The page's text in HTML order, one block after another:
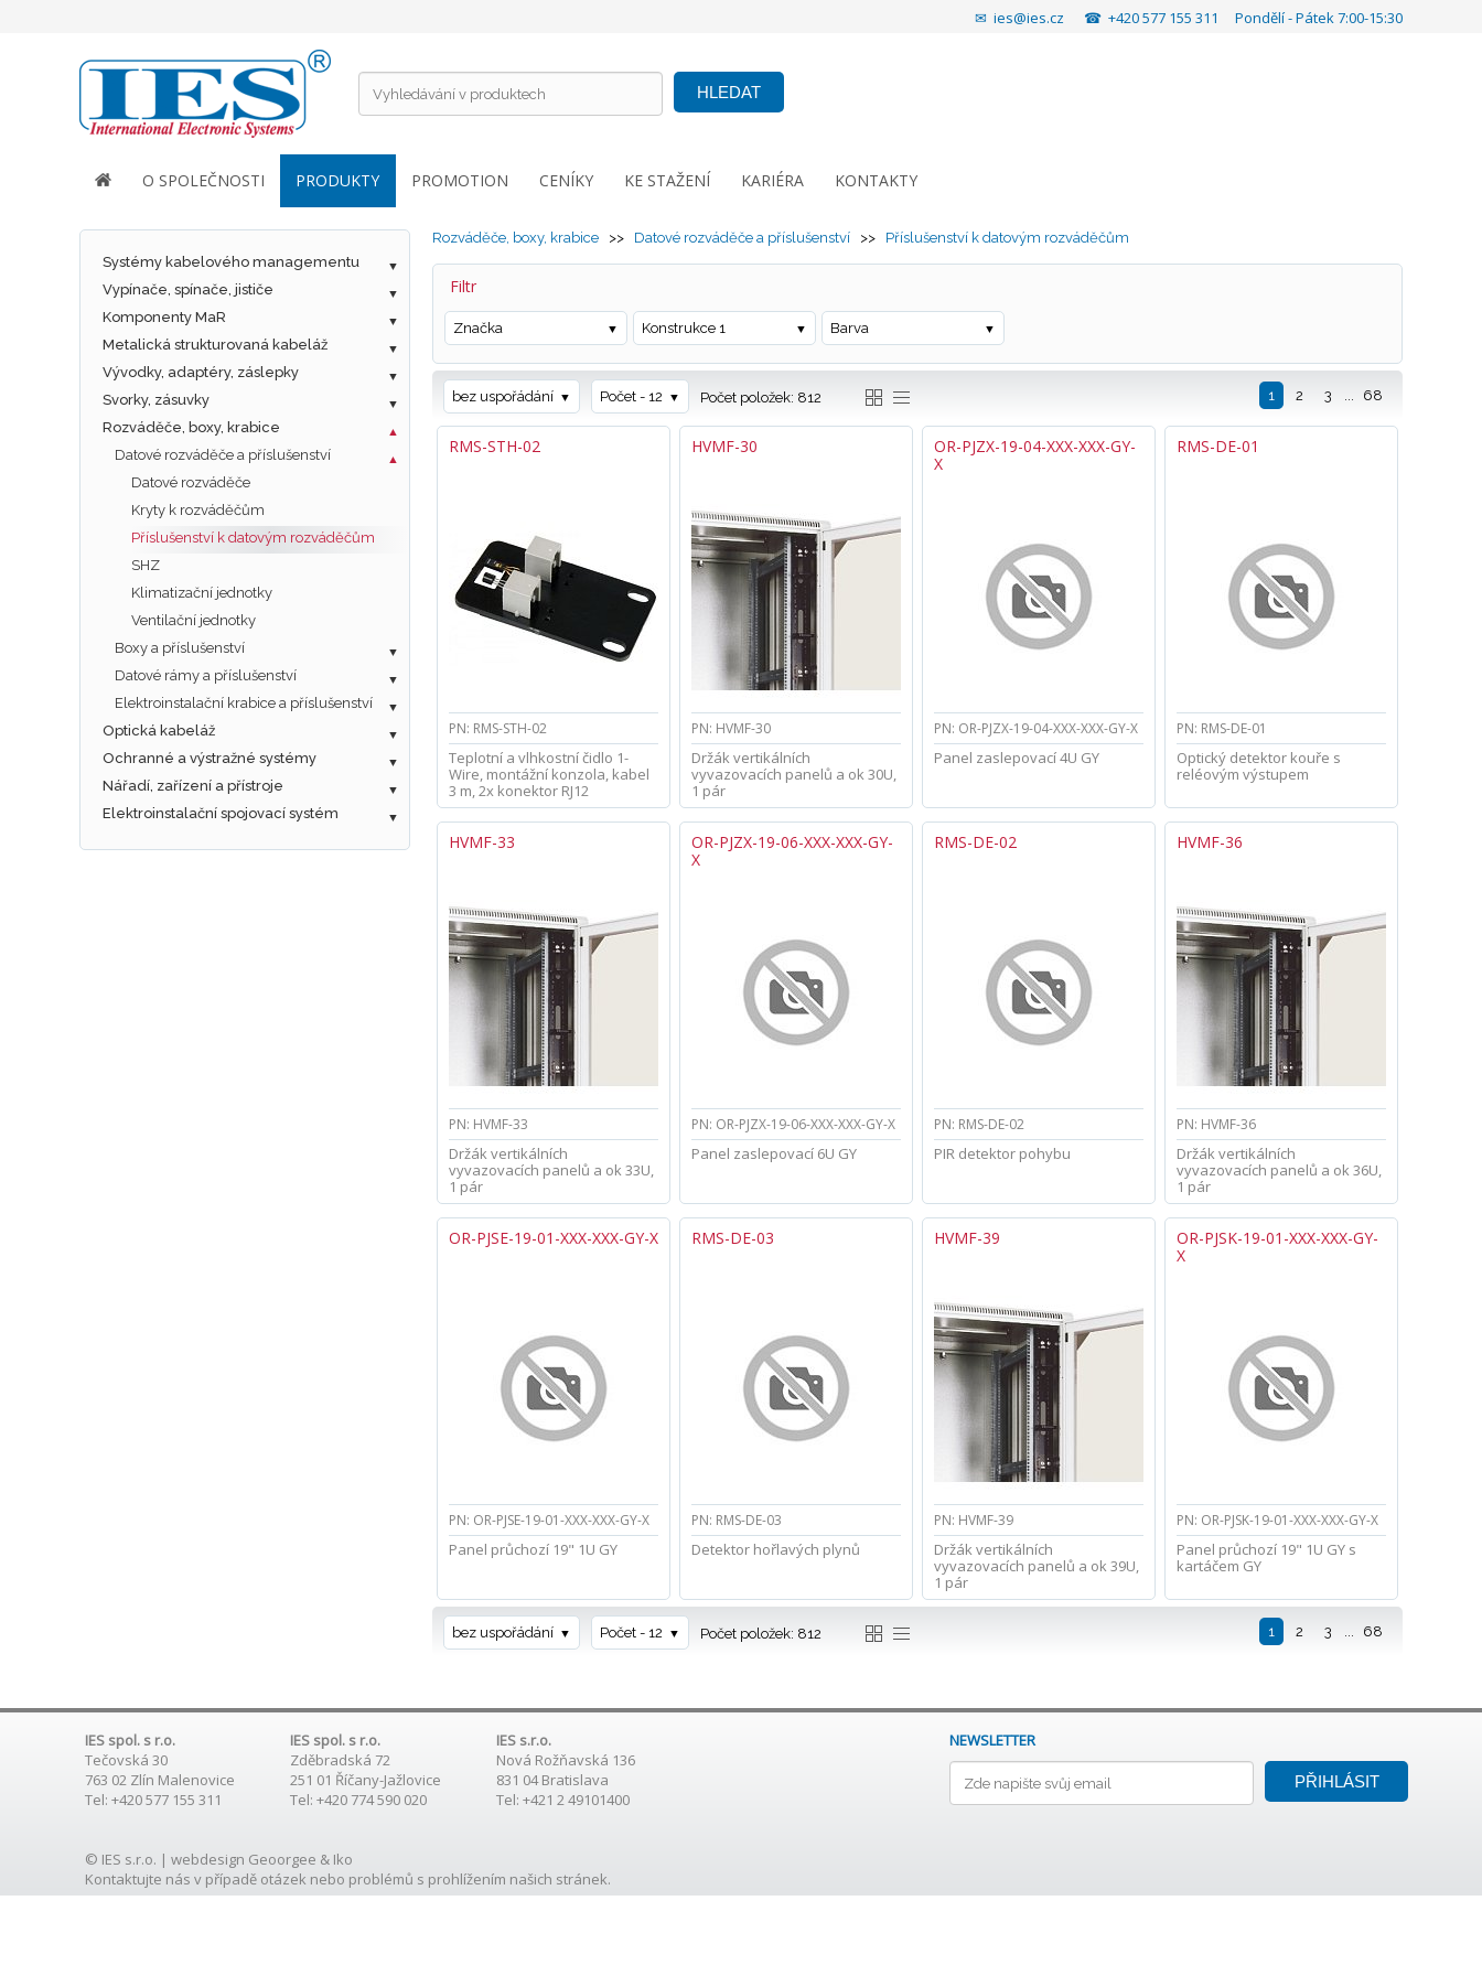
✉ ies@ies.cz ☎ +420 577 155 311 Pondělí - Pátek 7:00-15:30
HLEDAT
O SPOLEČNOSTI PRODUKTY PROMOTION CENÍKY KE STAŽENÍ KARIÉRA KONTAKTY
Systémy kabelového managementu
Vypínače, spínače, jističe
Komponenty MaR
Metalická strukturovaná kabeláž
Vývodky, adaptéry, záslepky
Svorky, zásuvky
Rozváděče, boxy, krabice
Datové rozváděče a příslušenství
Datové rozváděče
Kryty k rozváděčům
Příslušenství k datovým rozváděčům
SHZ
Klimatizační jednotky
Ventilační jednotky
Boxy a příslušenství
Datové rámy a příslušenství
Elektroinstalační krabice a příslušenství
Optická kabeláž
Ochranné a výstražné systémy
Nářadí, zařízení a přístroje
Elektroinstalační spojovací systém
Rozváděče, boxy, krabice >> Datové rozváděče a příslušenství >> Příslušenství k datovým rozváděčům
Filtr
Značka Konstrukce 1 Barva
1 2 3 ... 68
bez uspořádání Počet - 12 Počet položek: 812
RMS-STH-02
PN: RMS-STH-02
Teplotní a vlhkostní čidlo 1-
Wire, montážní konzola, kabel
3 m, 2x konektor RJ12
HVMF-30
PN: HVMF-30
Držák vertikálních
vyvazovacích panelů a ok 30U,
1 pár
OR-PJZX-19-04-XXX-XXX-GY-
X
PN: OR-PJZX-19-04-XXX-XXX-GY-X
Panel zaslepovací 4U GY
RMS-DE-01
PN: RMS-DE-01
Optický detektor kouře s
reléovým výstupem
HVMF-33
PN: HVMF-33
Držák vertikálních
vyvazovacích panelů a ok 33U,
1 pár
OR-PJZX-19-06-XXX-XXX-GY-
X
PN: OR-PJZX-19-06-XXX-XXX-GY-X
Panel zaslepovací 6U GY
RMS-DE-02
PN: RMS-DE-02
PIR detektor pohybu
HVMF-36
PN: HVMF-36
Držák vertikálních
vyvazovacích panelů a ok 36U,
1 pár
OR-PJSE-19-01-XXX-XXX-GY-X
PN: OR-PJSE-19-01-XXX-XXX-GY-X
Panel průchozí 19" 1U GY
RMS-DE-03
PN: RMS-DE-03
Detektor hořlavých plynů
HVMF-39
PN: HVMF-39
Držák vertikálních
vyvazovacích panelů a ok 39U,
1 pár
OR-PJSK-19-01-XXX-XXX-GY-
X
PN: OR-PJSK-19-01-XXX-XXX-GY-X
Panel průchozí 19" 1U GY s
kartáčem GY
1 2 3 ... 68
bez uspořádání Počet - 12 Počet položek: 812
IES spol. s r.o.
Tečovská 30
763 02 Zlín Malenovice
Tel: +420 577 155 311
IES spol. s r.o.
Zděbradská 72
251 01 Říčany-Jažlovice
Tel: +420 774 590 020
IES s.r.o.
Nová Rožňavská 136
831 04 Bratislava
Tel: +421 2 49101400
NEWSLETTER
PŘIHLÁSIT
© IES s.r.o. | webdesign Geoorgee & Iko
Kontaktujte nás v případě otázek nebo problémů s prohlížením našich stránek.